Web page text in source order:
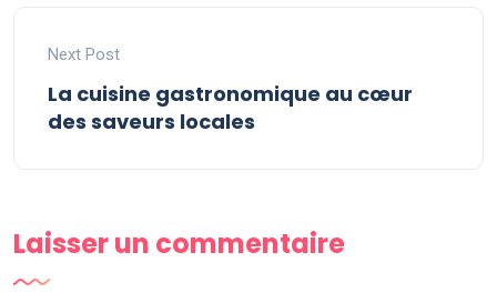
Next Post
La cuisine gastronomique au cœur
des saveurs locales
Laisser un commentaire